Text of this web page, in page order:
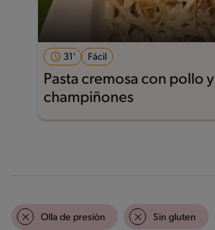
31' Fácil
Pasta cremosa con pollo y
champiñones
Olla de presión Sin gluten